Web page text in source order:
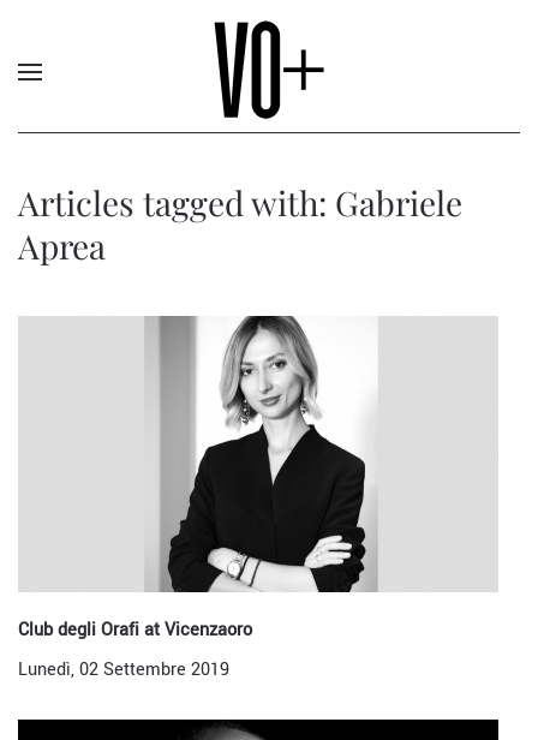
Articles tagged with: Gabriele
Aprea
Club degli Orafi at Vicenzaoro
Lunedì, 02 Settembre 2019